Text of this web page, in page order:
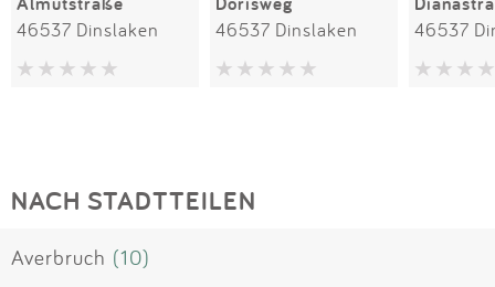
46537 Dinslaken 46537 Dinslaken 46537
NACH STADTTEILEN
Averbruch (10)